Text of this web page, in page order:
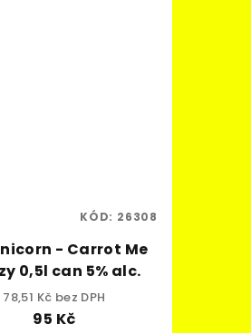
- Carrot Me
0,5l can 5% alc.
78,51 Kč bez DPH
95 Kč
KÓD: 26308